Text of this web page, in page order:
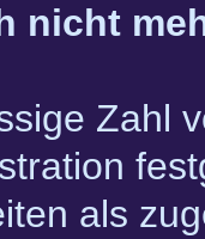
nicht
Zahl
als